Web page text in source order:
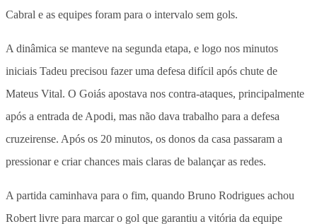
Cabral e as equipes foram para o intervalo sem gols.
A dinâmica se manteve na segunda etapa, e logo nos minutos
iniciais Tadeu precisou fazer uma defesa difícil após chute de
Mateus Vital. O Goiás apostava nos contra-ataques, principalmente
após a entrada de Apodi, mas não dava trabalho para a defesa
cruzeirense. Após os 20 minutos, os donos da casa passaram a
pressionar e criar chances mais claras de balançar as redes.
A partida caminhava para o fim, quando Bruno Rodrigues achou
Robert livre para marcar o gol que garantiu a vitória da equipe